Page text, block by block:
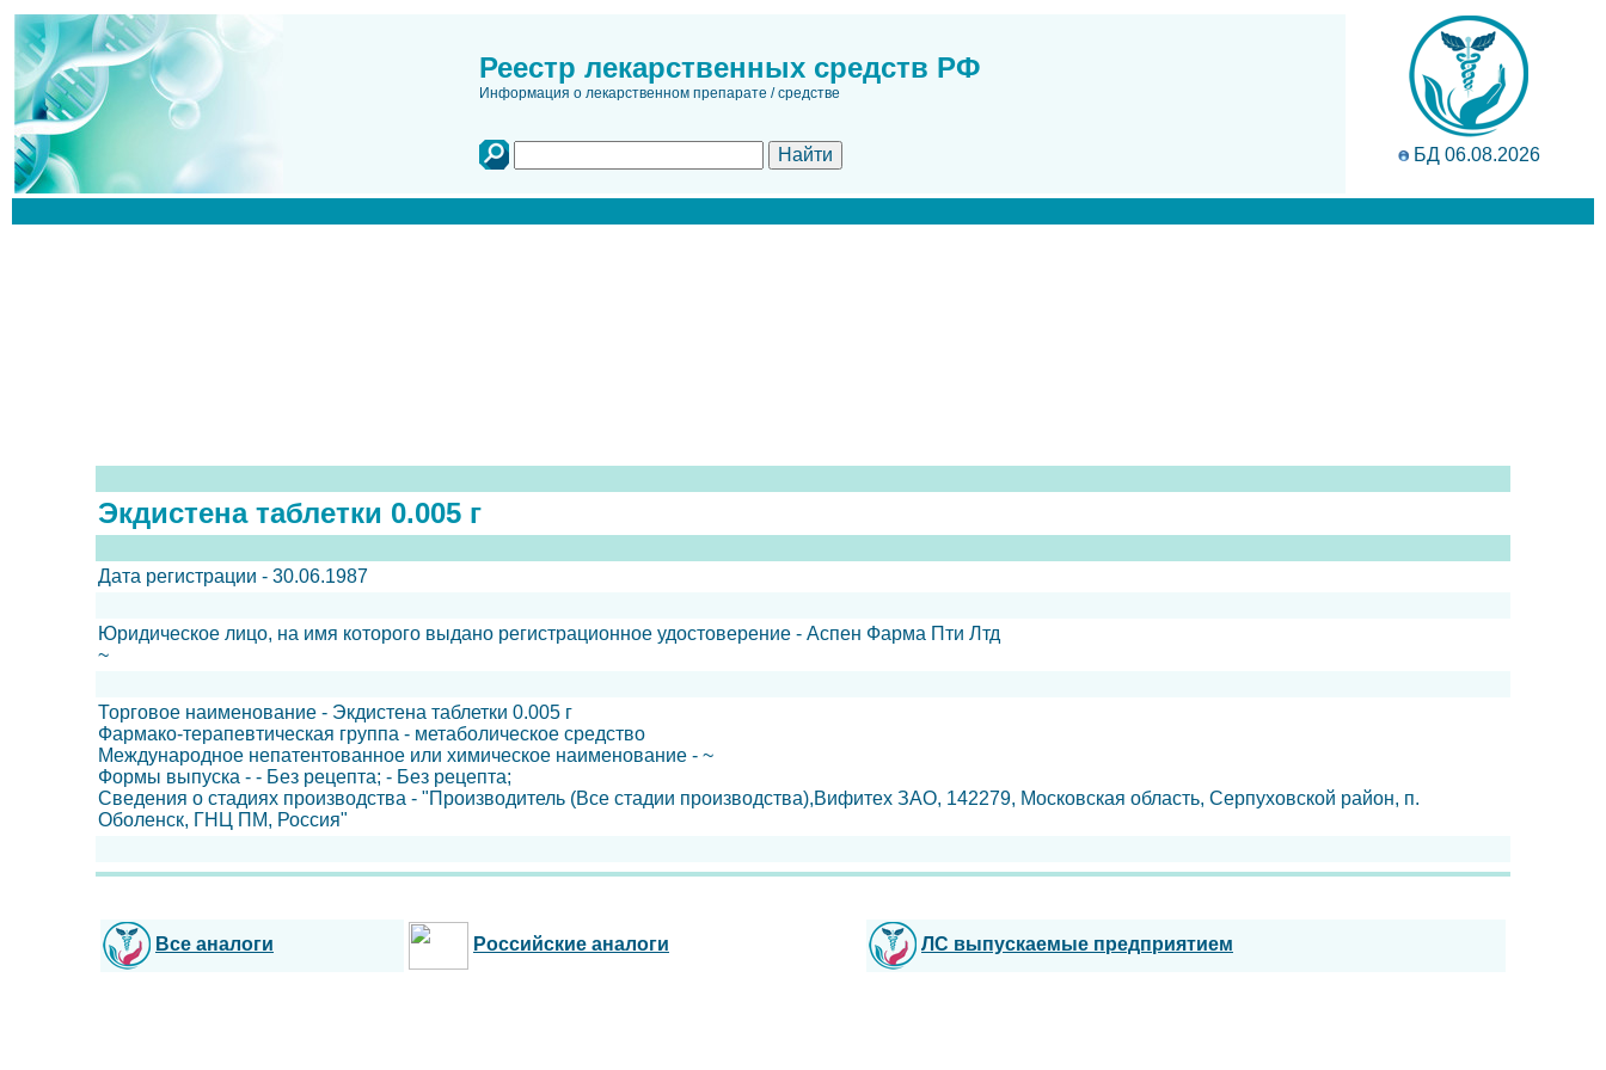
Реестр лекарственных средств РФ
Информация о лекарственном препарате / средстве
БД 06.08.2026
Экдистена таблетки 0.005 г
Дата регистрации - 30.06.1987
Юридическое лицо, на имя которого выдано регистрационное удостоверение - Аспен Фарма Пти Лтд
~
Торговое наименование - Экдистена таблетки 0.005 г
Фармако-терапевтическая группа - метаболическое средство
Международное непатентованное или химическое наименование - ~
Формы выпуска - - Без рецепта; - Без рецепта;
Сведения о стадиях производства - "Производитель (Все стадии производства),Вифитех ЗАО, 142279, Московская область, Серпуховской район, п.
Оболенск, ГНЦ ПМ, Россия"
Все аналоги Российские аналоги ЛС выпускаемые предприятием